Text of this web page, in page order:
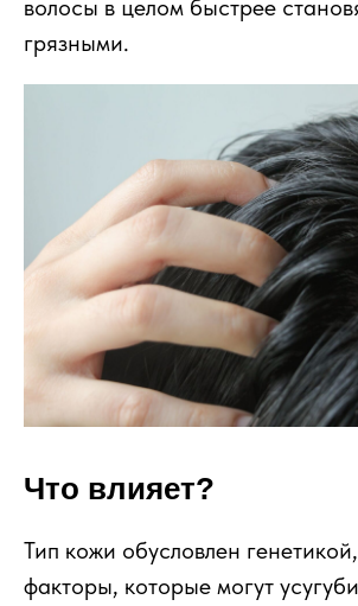
волосы в целом быстрее
грязными.
Что влияет?
Тип кожи обусловлен
факторы, которые могут